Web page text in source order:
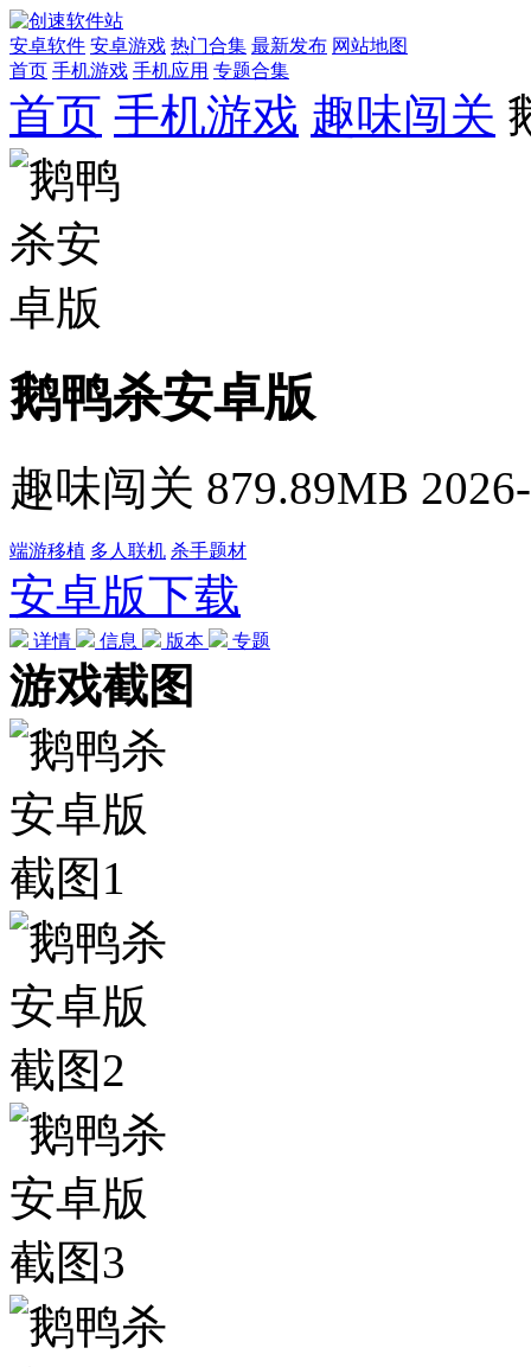
安卓软件 安卓游戏 热门合集 最新发布 网站地图
首页 手机游戏 手机应用 专题合集
首页 手机游戏 趣味闯关
鹅鸭杀安卓版
趣味闯关 879.89MB
端游移植 多人联机 杀手题材
安卓版下载
详情 信息 版本 专题
游戏截图